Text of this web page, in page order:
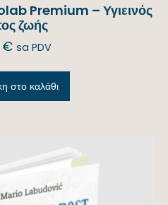
Premium – Υγιεινός
ζωής
€ sa PDV
στο καλάθι